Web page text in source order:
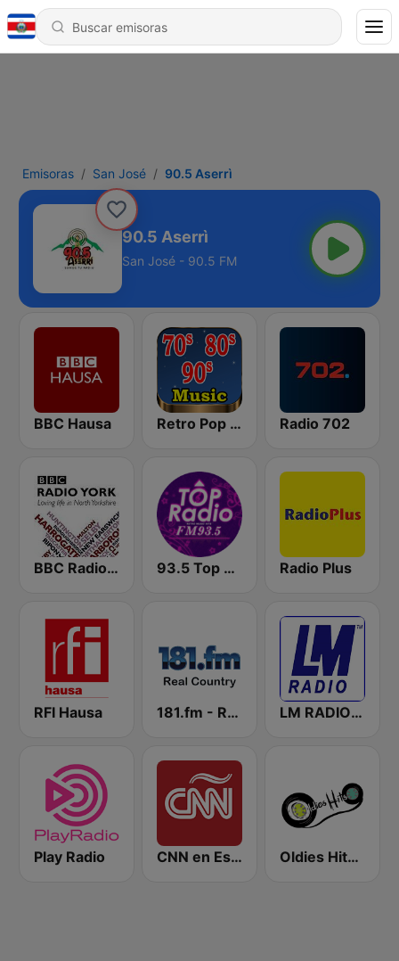
Emisoras San José 90.5 Aserrì
90.5 Aserrì
San José - 90.5 FM
BBC Hausa Retro Pop Hits 80s 90s Radio 702
BBC Radio York 93.5 Top Radio FM Radio Plus
RFI Hausa 181.fm - Real Country LM RADIO - Happy Listening !!
Play Radio CNN en Español Oldies Hits CR - Inglés